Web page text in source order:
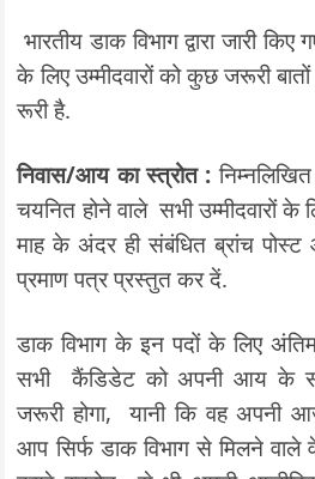
भारतीय डाक विभाग द्वारा जारी
के लिए उम्मीदवारों को कुछ जरूरी
रूरी है.
निवास/आय का स्त्रोत :
चयनित होने वाले सभी उम्मीदवारों के
माह के अंदर ही संबंधित ब्रांच
प्रमाण पत्र प्रस्तुत कर दें.
डाक विभाग के इन पदों के लिए
सभी कैंडिडेट को अपनी आय के
जरूरी होगा, यानी कि वह अपनी
आप सिर्फ डाक विभाग से मिलने वाले